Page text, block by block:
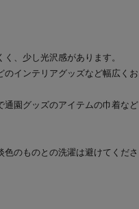
、少し光沢感があります。
のインテリアグッズなど幅広くお
通園グッズのアイテムの巾着など
のものとの洗濯は避けてくださ